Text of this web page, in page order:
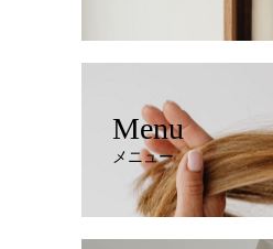
Menu
メニュー